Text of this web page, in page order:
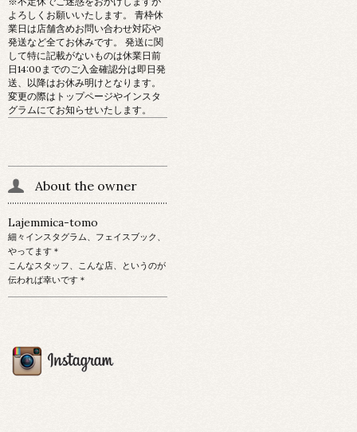
よろしくお願いいたします。 青枠休
業日は店舗含めお問い合わせ対応や
発送など全てお休みです。 発送に関
して特に記載がないものは休業日前
日14:00までのご入金確認分は即日発
送、以降はお休み明けとなります。
変更の際はトップページやインスタ
グラムにてお知らせいたします。
About the owner
Lajemmica-tomo
細々インスタグラム、フェイスブック、
やってます＊
こんなスタッフ、こんな店、というのが
伝われば幸いです＊